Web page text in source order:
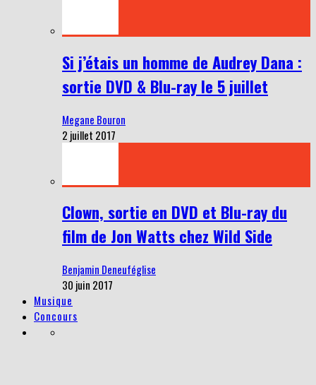
Si j’étais un homme de Audrey Dana :
sortie DVD & Blu-ray le 5 juillet
Megane Bouron
2 juillet 2017
Clown, sortie en DVD et Blu-ray du
film de Jon Watts chez Wild Side
Benjamin Deneuféglise
30 juin 2017
Musique
Concours